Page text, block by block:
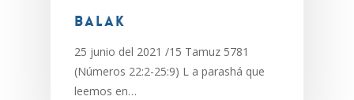
Balak
25 junio del 2021 /15 Tamuz 5781
(Números 22:2-25:9) L a parashá que
leemos en…